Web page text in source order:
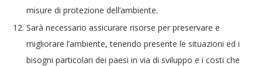
misure di protezione dell’ambiente.
Sarà necessario assicurare risorse per preservare e
migliorare l’ambiente, tenendo presente le situazioni ed i
bisogni particolari dei paesi in via di sviluppo e i costi che